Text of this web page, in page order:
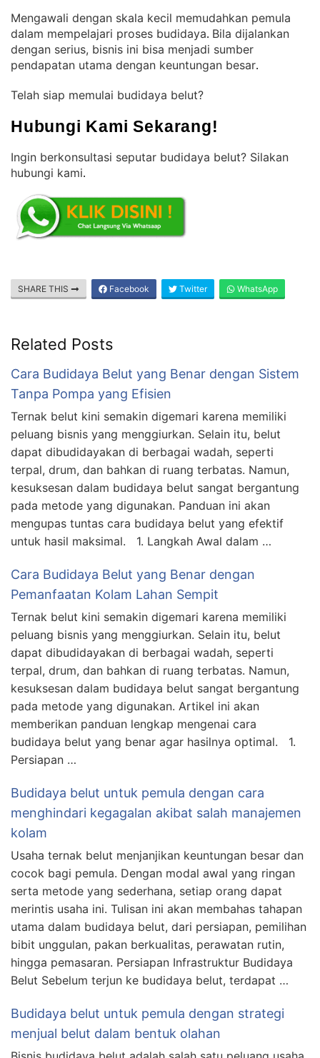
Mengawali dengan skala kecil memudahkan pemula
dalam mempelajari proses budidaya. Bila dijalankan
dengan serius, bisnis ini bisa menjadi sumber
pendapatan utama dengan keuntungan besar.
Telah siap memulai budidaya belut?
Hubungi Kami Sekarang!
Ingin berkonsultasi seputar budidaya belut? Silakan
hubungi kami.
SHARE THIS Facebook Twitter WhatsApp
Related Posts
Cara Budidaya Belut yang Benar dengan Sistem
Tanpa Pompa yang Efisien
Ternak belut kini semakin digemari karena memiliki
peluang bisnis yang menggiurkan. Selain itu, belut
dapat dibudidayakan di berbagai wadah, seperti
terpal, drum, dan bahkan di ruang terbatas. Namun,
kesuksesan dalam budidaya belut sangat bergantung
pada metode yang digunakan. Panduan ini akan
mengupas tuntas cara budidaya belut yang efektif
untuk hasil maksimal. 1. Langkah Awal dalam …
Cara Budidaya Belut yang Benar dengan
Pemanfaatan Kolam Lahan Sempit
Ternak belut kini semakin digemari karena memiliki
peluang bisnis yang menggiurkan. Selain itu, belut
dapat dibudidayakan di berbagai wadah, seperti
terpal, drum, dan bahkan di ruang terbatas. Namun,
kesuksesan dalam budidaya belut sangat bergantung
pada metode yang digunakan. Artikel ini akan
memberikan panduan lengkap mengenai cara
budidaya belut yang benar agar hasilnya optimal. 1.
Persiapan …
Budidaya belut untuk pemula dengan cara
menghindari kegagalan akibat salah manajemen
kolam
Usaha ternak belut menjanjikan keuntungan besar dan
cocok bagi pemula. Dengan modal awal yang ringan
serta metode yang sederhana, setiap orang dapat
merintis usaha ini. Tulisan ini akan membahas tahapan
utama dalam budidaya belut, dari persiapan, pemilihan
bibit unggulan, pakan berkualitas, perawatan rutin,
hingga pemasaran. Persiapan Infrastruktur Budidaya
Belut Sebelum terjun ke budidaya belut, terdapat …
Budidaya belut untuk pemula dengan strategi
menjual belut dalam bentuk olahan